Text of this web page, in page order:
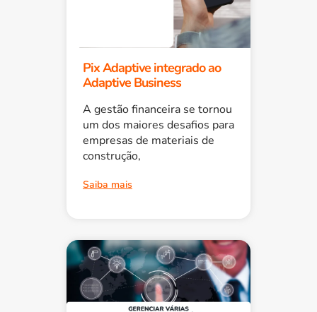
Pix Adaptive integrado ao
Adaptive Business
A gestão financeira se tornou
um dos maiores desafios para
empresas de materiais de
construção,
Saiba mais